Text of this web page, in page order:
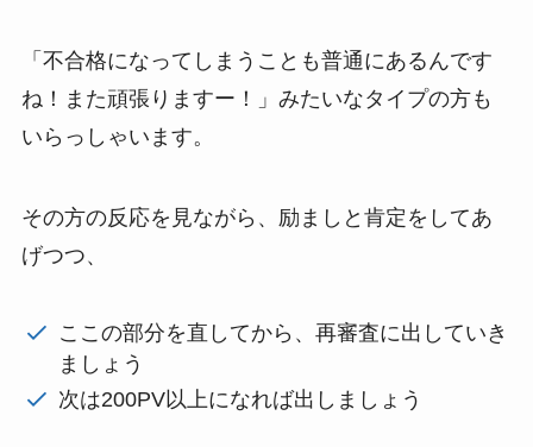
「不合格になってしまうことも普通にあるんです
ね！また頑張りますー！」みたいなタイプの方も
いらっしゃいます。
その方の反応を見ながら、励ましと肯定をしてあ
げつつ、
ここの部分を直してから、再審査に出していき
ましょう
次は200PV以上になれば出しましょう